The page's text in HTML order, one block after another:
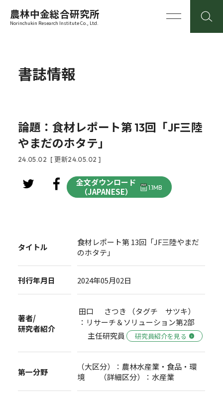
農林中金総合研究所
Norinchukin Research Institute Co., Ltd.
書誌情報
論題：食材レポート第 13回「JF三陸
やまだのホタテ」
24.05.02 [ 更新24.05.02 ]
全文ダウンロード
（JAPANESE）
1.1MB
タイトル
食材レポート第 13回「JF三陸やまだ
のホタテ」
刊行年月日 2024年05月02日
著者/
研究者紹介
田口 さつき （タグチ サツキ）
：リサーチ＆ソリューション第2部
主任研究員
研究員紹介を見る
第一分野
（大区分）：農林水産業・食品・環
境 （詳細区分）：水産業